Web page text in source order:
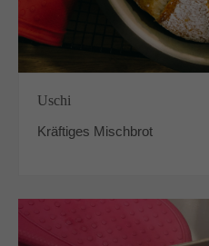
Uschi
Kräftiges Mischbrot